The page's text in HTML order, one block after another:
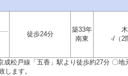
徒歩24分
築33年
南東
-/（2
松戸線「五香」駅より徒歩約27分 〇地
します。